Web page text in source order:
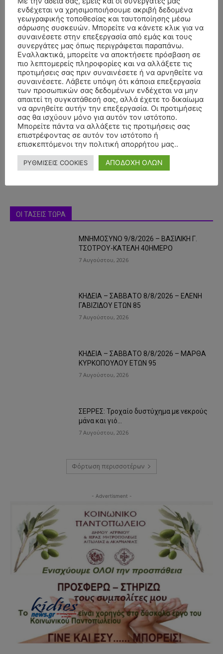
- Advertisment -
ΟΙ ΤΑΣΕΙΣ ΤΩΡΑ
ΜΝΗΜΟΣΥΝΟ 9/8/2026 – ΒΑΣΙΛΙΚΗ Γ.
ΤΣΟΤΡΟΥ-ΚΑΤΕΛΗ 40ΗΜΕΡΟ
7 Αυγούστου, 2026
ΚΗΔΕΙΑ – ΣΑΒΒΑΤΟ 8/8/2026 – ΕΛΕΝΗ
ΓΑΒΙΖΙΔΟΥ ΕΤΩΝ 85
7 Αυγούστου, 2026
ΚΗΔΕΙΑ – ΣΑΒΒΑΤΟ 8/8/2026 – ΜΑΡΘΑ
ΚΥΡΚΟΠΟΥΛΟΥ ΕΤΩΝ 95
7 Αυγούστου, 2026
ΣΕΡΡΕΣ: Τροχαίο δυστύχημα με νεκρούς
μάνα και γιό…
7 Αυγούστου, 2026
Φόρτωση περισσοτέρων
- Advertisment -
ενδέχεται να χρησιμοποιήσουμε ακριβή δεδομένα
γεωγραφικής τοποθεσίας και ταυτοποίησης μέσω
σάρωσης συσκευών. Μπορείτε να κάνετε κλικ για να
συναινέσετε στην επεξεργασία από εμάς και τους
συνεργάτες μας όπως περιγράφεται παραπάνω.
Εναλλακτικά, μπορείτε να αποκτήσετε πρόσβαση σε
πιο λεπτομερείς πληροφορίες και να αλλάξετε τις
προτιμήσεις σας πριν συναινέσετε ή να αρνηθείτε να
συναινέσετε. Λάβετε υπόψη ότι κάποια επεξεργασία
των προσωπικών σας δεδομένων ενδέχεται να μην
απαιτεί τη συγκατάθεσή σας, αλλά έχετε το δικαίωμα
να αρνηθείτε αυτήν την επεξεργασία. Οι προτιμήσεις
σας θα ισχύουν μόνο για αυτόν τον ιστότοπο.
Μπορείτε πάντα να αλλάξετε τις προτιμήσεις σας
επιστρέφοντας σε αυτόν τον ιστότοπο ή
επισκεπτόμενοι την πολιτική απορρήτου μας..
ΡΥΘΜΙΣΕΙΣ COOKIES ΑΠΟΔΟΧΗ ΟΛΩΝ